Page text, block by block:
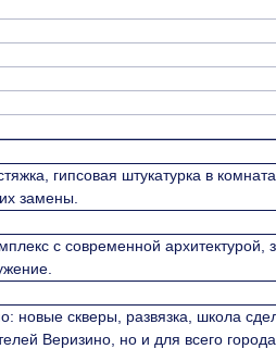
гипсовая штукатурка в
замены.
с современной
новые скверы, развязка, школа
Веризино, но и для всего города.